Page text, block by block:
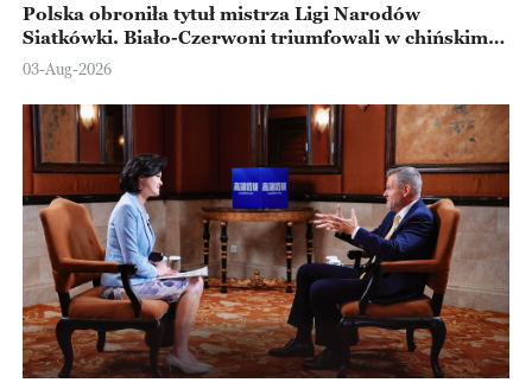
Polska obroniła tytuł mistrza Ligi Narodów
Siatkówki. Biało-Czerwoni triumfowali w chińskim
Ningbo
03-Aug-2026